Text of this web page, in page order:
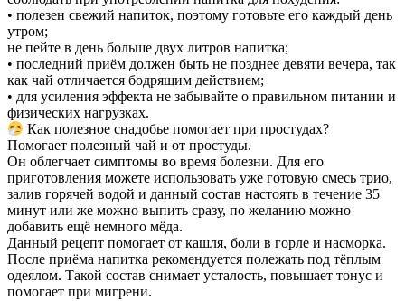
• полезен свежий напиток, поэтому готовьте его каждый день
утром;
не пейте в день больше двух литров напитка;
• последний приём должен быть не позднее девяти вечера, так
как чай отличается бодрящим действием;
• для усиления эффекта не забывайте о правильном питании и
физических нагрузках.
Как полезное снадобье помогает при простудах?
Помогает полезный чай и от простуды.
Он облегчает симптомы во время болезни. Для его
приготовления можете использовать уже готовую смесь трио,
залив горячей водой и данный состав настоять в течение 35
минут или же можно выпить сразу, по желанию можно
добавить ещё немного мёда.
Данный рецепт помогает от кашля, боли в горле и насморка.
После приёма напитка рекомендуется полежать под тёплым
одеялом. Такой состав снимает усталость, повышает тонус и
помогает при мигрени.